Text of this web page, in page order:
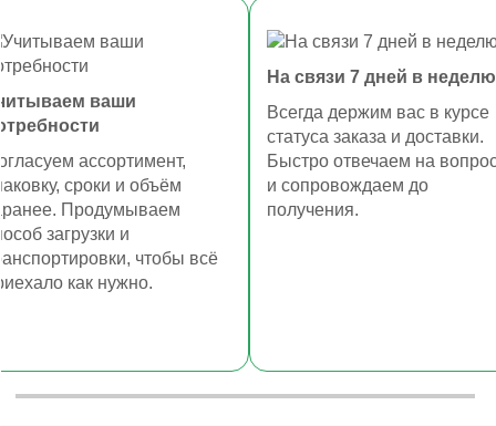
ваши
ассортимент,
сроки и объём
Продумываем
загрузки и
чтобы всё
как нужно.
На связи 7 дней в неделю
Всегда держим вас в курсе
статуса заказа и доставки.
Быстро отвечаем на
и сопровождаем до
получения.